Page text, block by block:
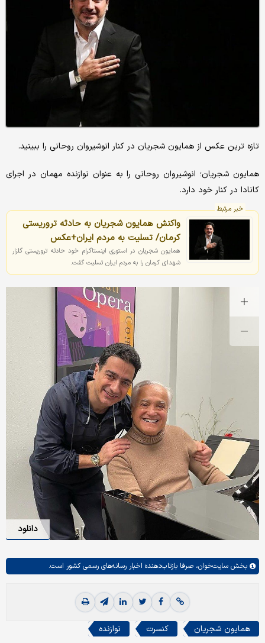
تازه ترین عکس از همایون شجریان در کنار انوشیروان روحانی را ببینید.
همایون شجریان؛ انوشیروان روحانی را به عنوان نوازنده مهمان در اجرای
کانادا در کنار خود دارد.
خبر مرتبط
واکنش همایون شجریان به حادثه تروریستی
کرمان/ تسلیت به مردم ایران+عکس
همایون شجریان در استوری اینستاگرام خود حادثه تروریستی گلزار
شهدای کرمان را به مردم ایران تسلیت گفت.
دانلود
بخش سایت‌خوان، صرفا بازتاب‌دهنده اخبار رسانه‌های رسمی کشور است.
همایون شجریان کنسرت نوازنده